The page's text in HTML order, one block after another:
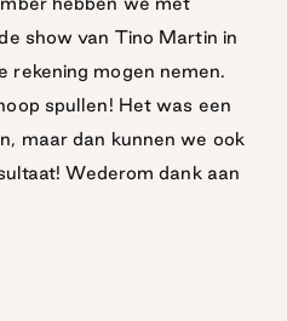
show van Tino Martin in
rekening mogen nemen.
spullen! Het was een
maar dan kunnen we ook
Wederom dank aan